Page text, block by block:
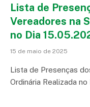
Lista de
Vereadores na
no Dia
15 de maio de 2025
Lista de Presenças
Ordinária Realizada